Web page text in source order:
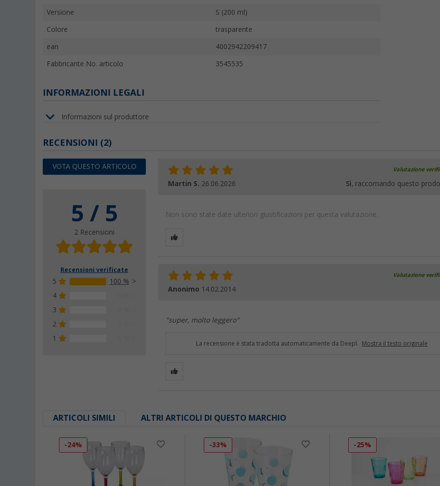
Versione S (200 ml)
Colore trasparente
ean 4002942209417
Fabbricante No. articolo 3545535
INFORMAZIONI LEGALI
Informazioni sul produttore
RECENSIONI (2)
VOTA QUESTO ARTICOLO
5 / 5
2 Recensioni
Recensioni verificate
5
100 %
4
3
2
1
Valutazione
Martin S. 26.06.2026 Sì, raccomando questo
Non sono state date ulteriori giustificazioni per questa valutazione.
Valutazione
Anonimo 14.02.2014
"super, molto leggero"
La recensione è stata tradotta automaticamente da Deepl. Mostra il testo originale
ARTICOLI SIMILI ALTRI ARTICOLI DI QUESTO MARCHIO
-24% -33% -25%